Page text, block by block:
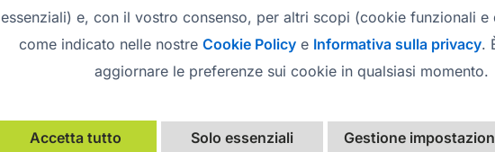
Distribuzione di petrolio
e gas
Amministrazione
della Slovenia
Pubblica
essenziali) e, con il vostro consenso, per altri scopi (cookie funzionali
come indicato nelle nostre Cookie Policye Informativa sulla privacy.
aggiornare le preferenze sui cookie in qualsiasi momento.
Accetta tutto Solo essenziali Gestione